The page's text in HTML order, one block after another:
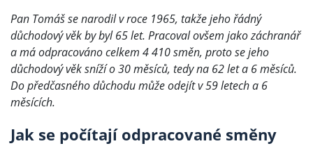
Pan Tomáš se narodil v roce 1965, takže jeho řádný
důchodový věk by byl 65 let. Pracoval ovšem jako záchranář
a má odpracováno celkem 4 410 směn, proto se jeho
důchodový věk sníží o 30 měsíců, tedy na 62 let a 6 měsíců.
Do předčasného důchodu může odejít v 59 letech a 6
měsících.
Jak se počítají odpracované směny